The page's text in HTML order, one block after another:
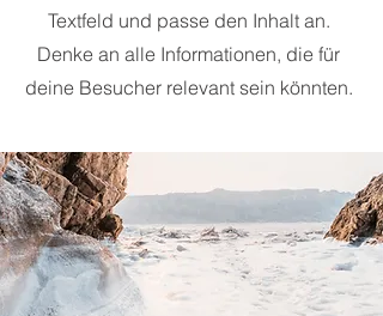
Textfeld und passe den Inhalt an.
Denke an alle Informationen, die für
deine Besucher relevant sein könnten.